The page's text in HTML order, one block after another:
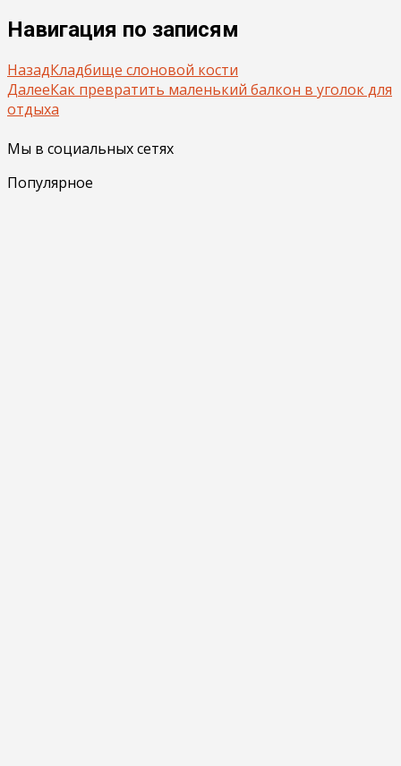
Навигация по записям
НазадКладбище слоновой кости
ДалееКак превратить маленький балкон в уголок для
отдыха
Мы в социальных сетях
Популярное